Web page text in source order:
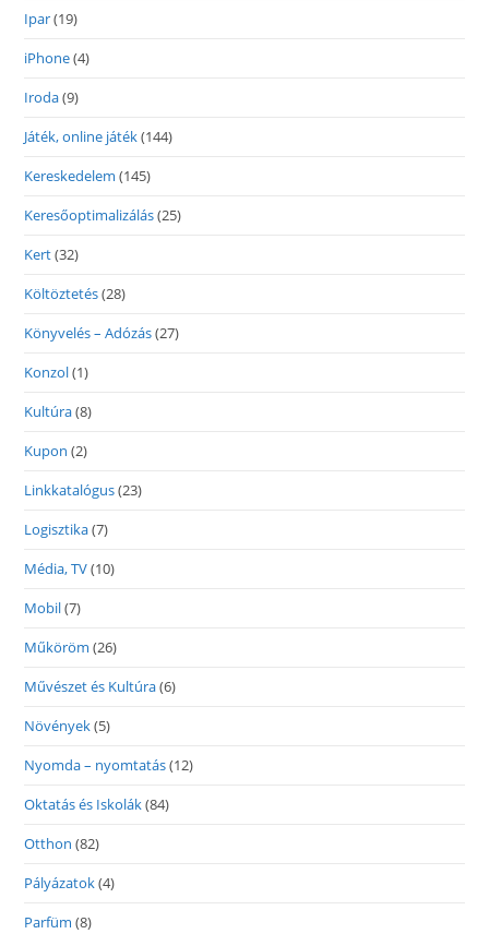
Ipar(19)
iPhone(4)
Iroda(9)
Játék, online játék(144)
Kereskedelem (145)
Keresőoptimalizálás(25)
Kert(32)
Költöztetés(28)
Könyvelés – Adózás(27)
Konzol(1)
Kultúra(8)
Kupon (2)
Linkkatalógus(23)
Logisztika(7)
Média, TV(10)
Mobil(7)
Műköröm (26)
Művészet és Kultúra(6)
Növények(5)
Nyomda – nyomtatás(12)
Oktatás és Iskolák(84)
Otthon (82)
Pályázatok(4)
Parfüm (8)